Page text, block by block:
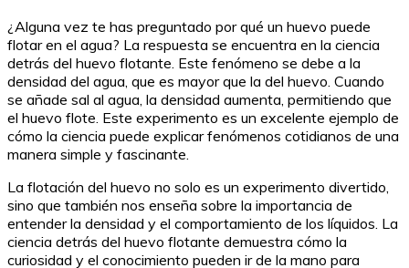
¿Alguna vez te has preguntado por qué un huevo puede
flotar en el agua? La respuesta se encuentra en la ciencia
detrás del huevo flotante. Este fenómeno se debe a la
densidad del agua, que es mayor que la del huevo. Cuando
se añade sal al agua, la densidad aumenta, permitiendo que
el huevo flote. Este experimento es un excelente ejemplo de
cómo la ciencia puede explicar fenómenos cotidianos de una
manera simple y fascinante.
La flotación del huevo no solo es un experimento divertido,
sino que también nos enseña sobre la importancia de
entender la densidad y el comportamiento de los líquidos. La
ciencia detrás del huevo flotante demuestra cómo la
curiosidad y el conocimiento pueden ir de la mano para